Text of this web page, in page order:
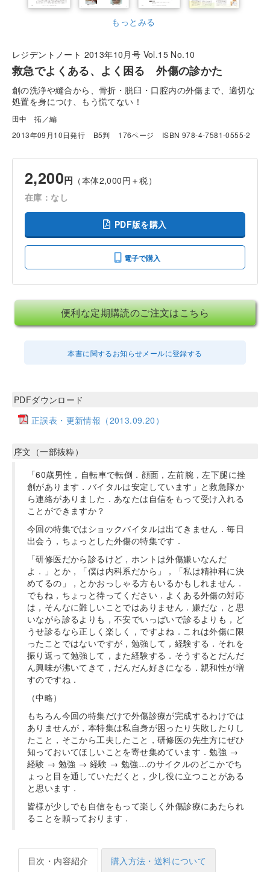
もっとみる
レジデントノート 2013年10月号 Vol.15 No.10
救急でよくある、よく困る 外傷の診かた
創の洗浄や縫合から、骨折・脱臼・口腔内の外傷まで、適切な
処置を身につけ、もう慌てない！
田中 拓／編
2013年09月10日発行
B5判 176ページ ISBN 978-4-7581-0555-2
2,200円 （本体2,000円＋税）
在庫：なし
PDF版を購入
電子で購入
便利な定期購読のご注文はこちら
本書に関するお知らせメールに登録する
PDFダウンロード
正誤表・更新情報（2013.09.20）
序文（一部抜粋）
「60歳男性，自転車で転倒．顔面，左前腕，左下腿に挫
創があります．バイタルは安定しています」と救急隊か
ら連絡がありました．あなたは自信をもって受け入れる
ことができますか？
今回の特集ではショックバイタルは出てきません．毎日
出会う，ちょっとした外傷の特集です．
「研修医だから診るけど，ホントは外傷嫌いなんだ
よ．」とか，「僕は内科系だから」，「私は精神科に決
めてるの」，とかおっしゃる方もいるかもしれません．
でもね，ちょっと待ってください．よくある外傷の対応
は，そんなに難しいことではありません．嫌だな，と思
いながら診るよりも，不安でいっぱいで診るよりも，ど
うせ診るなら正しく楽しく，ですよね．これは外傷に限
ったことではないですが，勉強して，経験する．それを
振り返って勉強して，また経験する．そうするとだんだ
ん興味が沸いてきて，だんだん好きになる．親和性が増
すのですね．
（中略）
もちろん今回の特集だけで外傷診療が完成するわけでは
ありませんが，本特集は私自身が困ったり失敗したりし
たこと，そこから工夫したこと，研修医の先生方にぜひ
知っておいてほしいことを寄せ集めています．勉強 →
経験 → 勉強 → 経験 → 勉強…のサイクルのどこかでち
ょっと目を通していただくと，少し役に立つことがある
と思います．
皆様が少しでも自信をもって楽しく外傷診療にあたられ
ることを願っております．
目次・内容紹介 購入方法・送料について